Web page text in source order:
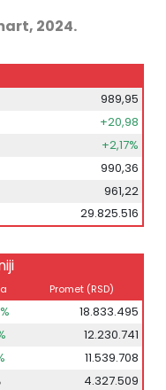
2024.
989,95
+20,98
+2,17%
990,36
961,22
29.825.516
Promet (RSD)
18.833.495
12.230.741
11.539.708
4.327.509